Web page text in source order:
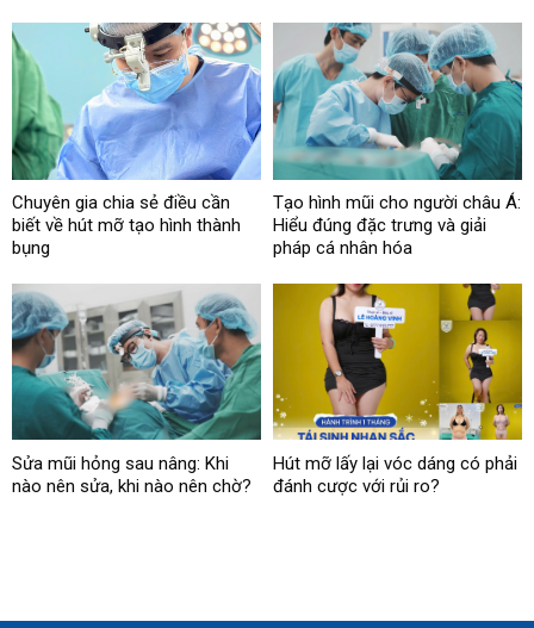
Chuyên gia chia sẻ điều cần
biết về hút mỡ tạo hình thành
bụng
Tạo hình mũi cho người châu Á:
Hiểu đúng đặc trưng và giải
pháp cá nhân hóa
Sửa mũi hỏng sau nâng: Khi
nào nên sửa, khi nào nên chờ?
Hút mỡ lấy lại vóc dáng có phải
đánh cược với rủi ro?